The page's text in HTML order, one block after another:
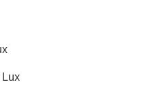
Lux